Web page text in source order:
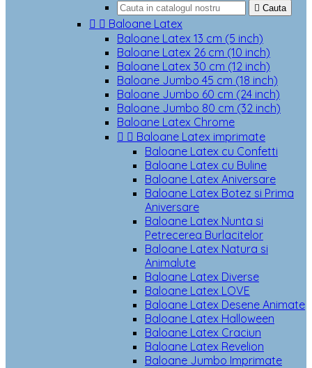
 Cauta
  Baloane Latex
Baloane Latex 13 cm (5 inch)
Baloane Latex 26 cm (10 inch)
Baloane Latex 30 cm (12 inch)
Baloane Jumbo 45 cm (18 inch)
Baloane Jumbo 60 cm (24 inch)
Baloane Jumbo 80 cm (32 inch)
Baloane Latex Chrome
  Baloane Latex imprimate
Baloane Latex cu Confetti
Baloane Latex cu Buline
Baloane Latex Aniversare
Baloane Latex Botez si Prima
Aniversare
Baloane Latex Nunta si
Petrecerea Burlacitelor
Baloane Latex Natura si
Animalute
Baloane Latex Diverse
Baloane Latex LOVE
Baloane Latex Desene Animate
Baloane Latex Halloween
Baloane Latex Craciun
Baloane Latex Revelion
Baloane Jumbo Imprimate